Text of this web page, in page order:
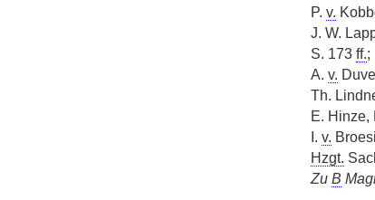
P. v.
J. W.
S. 173 ff.;
A. v.
Th.
E. Hinze,
I. v.
Hzgt.
Zu B